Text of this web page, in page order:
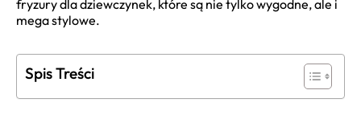
fryzury dla dziewczynek, które są nie tylko wygodne, ale i
mega stylowe.
Spis Treści